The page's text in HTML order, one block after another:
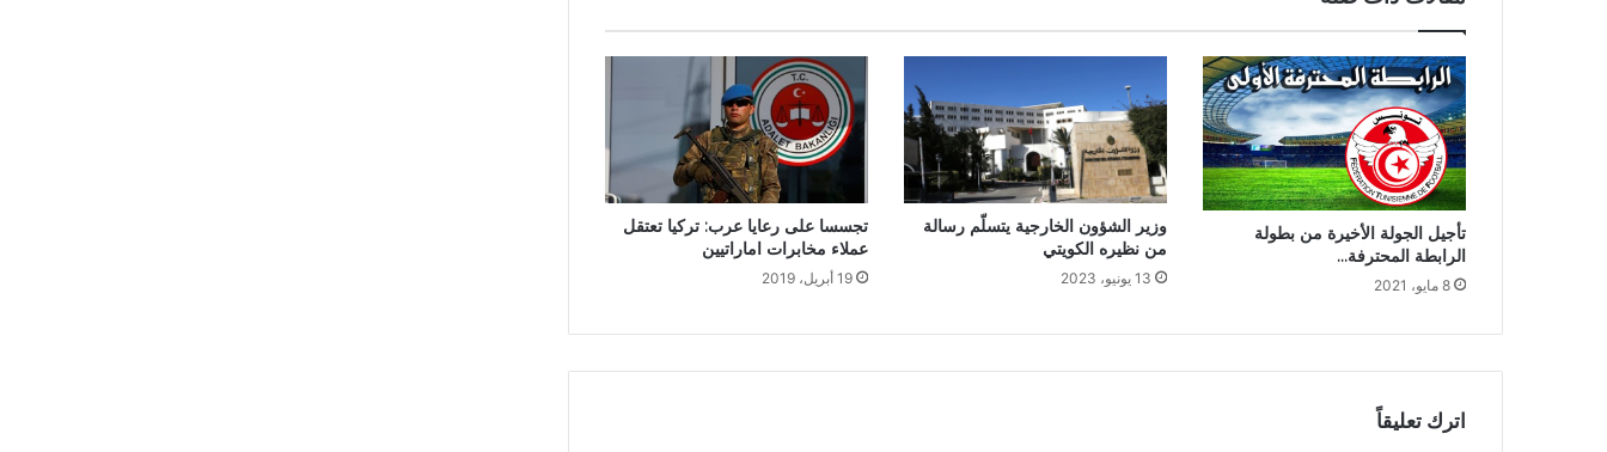
تأجيل الجولة الأخيرة من بطولة
الرابطة المحترفة…
8 مايو، 2021
وزير الشؤون الخارجية يتسلّم رسالة
من نظيره الكويتي
13 يونيو، 2023
تجسسا على رعايا عرب: تركيا تعتقل
عملاء مخابرات اماراتيين
19 أبريل، 2019
اترك تعليقاً